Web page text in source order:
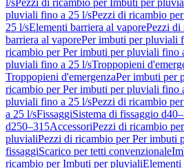
l/sPezzi di ricambio per Imbuti per
pluviali fino a 25 l/sPezzi di ricambio
25 l/sElementi barriera al vaporePezzi di
barriera al vaporePer imbuti per pluviali
ricambio per Per imbuti per pluviali fino
pluviali fino a 25 l/sTroppopieni
Troppopieni d'emergenzaPer imbuti per
ricambio per Per imbuti per pluviali fino
pluviali fino a 25 l/sPezzi di ricambio
a 25 l/sFissaggiSistema di fissaggio
d250–315AccessoriPezzi di ricambio
pluvialiPezzi di ricambio per Per imbuti
fissaggiScarico per tetti convenzionale
ricambio per Imbuti per pluvialiElementi